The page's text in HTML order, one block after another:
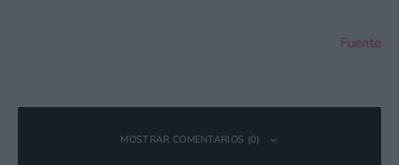
Fuente
MOSTRAR COMENTARIOS (0)